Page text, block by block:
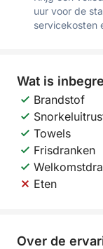
uur voor de
servicekosten
Wat is
Brandstof
Towels
Frisdranken
Eten
Over de